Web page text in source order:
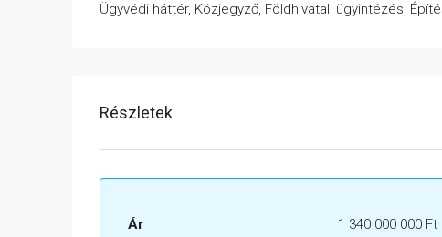
Ügyvédi háttér, Közjegyző, Földhivatali ügyintézés,
Részletek
Ár 1 340 000 000 Ft